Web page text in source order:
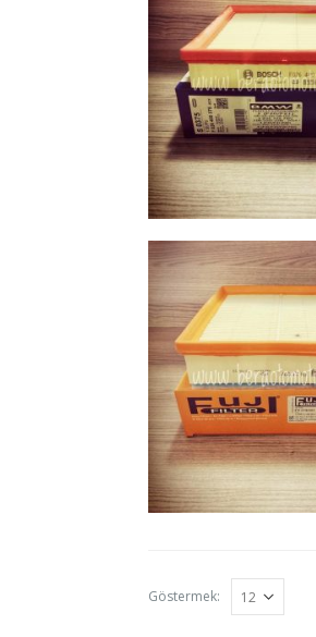
Göstermek: